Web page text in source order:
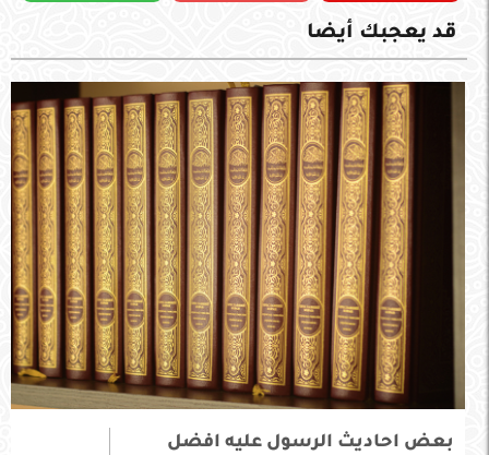
قد يعجبك أيضا
بعض احاديث الرسول عليه افضل